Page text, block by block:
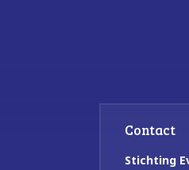
Contact
Stichting